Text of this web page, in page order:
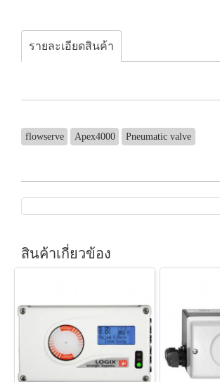
รายละเอียดสินค้า
flowserve Apex4000 Pneumatic valve
สินค้าเกี่ยวข้อง